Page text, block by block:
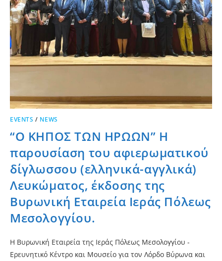
EVENTS / NEWS
“Ο ΚΗΠΟΣ ΤΩΝ ΗΡΩΩΝ” Η
παρουσίαση του αφιερωματικού
δίγλωσσου (ελληνικά-αγγλικά)
Λευκώματος, έκδοσης της
Βυρωνική Εταιρεία Ιεράς Πόλεως
Μεσολογγίου.
Η Βυρωνική Εταιρεία της Ιεράς Πόλεως Μεσολογγίου -
Ερευνητικό Κέντρο και Μουσείο για τον Λόρδο Βύρωνα και